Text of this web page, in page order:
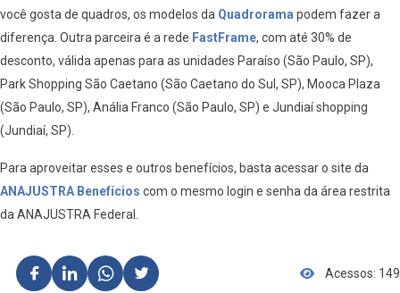
você gosta de quadros, os modelos da Quadrorama podem fazer a
diferença. Outra parceira é a rede FastFrame, com até 30% de
desconto, válida apenas para as unidades Paraíso (São Paulo, SP),
Park Shopping São Caetano (São Caetano do Sul, SP), Mooca Plaza
(São Paulo, SP), Anália Franco (São Paulo, SP) e Jundiaí shopping
(Jundiaí, SP).
Para aproveitar esses e outros benefícios, basta acessar o site da
ANAJUSTRA Benefícios com o mesmo login e senha da área restrita
da ANAJUSTRA Federal.
Acessos: 149